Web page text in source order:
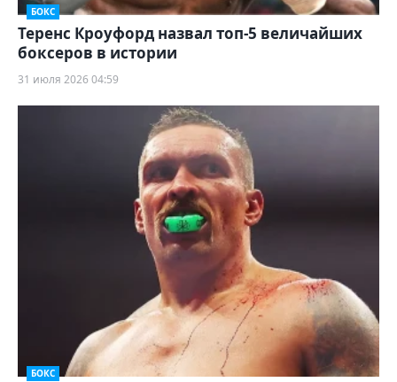
БОКС
Теренс Кроуфорд назвал топ-5 величайших
боксеров в истории
31 июля 2026 04:59
БОКС